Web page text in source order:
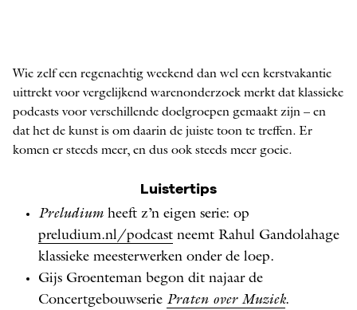
Wie zelf een regenachtig weekend dan wel een kerstvakantie
uittrekt voor vergelijkend warenonderzoek merkt dat klassieke
podcasts voor verschillende doelgroepen gemaakt zijn – en
dat het de kunst is om daarin de juiste toon te treffen. Er
komen er steeds meer, en dus ook steeds meer goeie.
Luistertips
Preludium heeft z’n eigen serie: op
preludium.nl/podcast neemt Rahul Gandolahage
klassieke meesterwerken onder de loep.
Gijs Groenteman begon dit najaar de
Concertgebouwserie Praten over Muziek.